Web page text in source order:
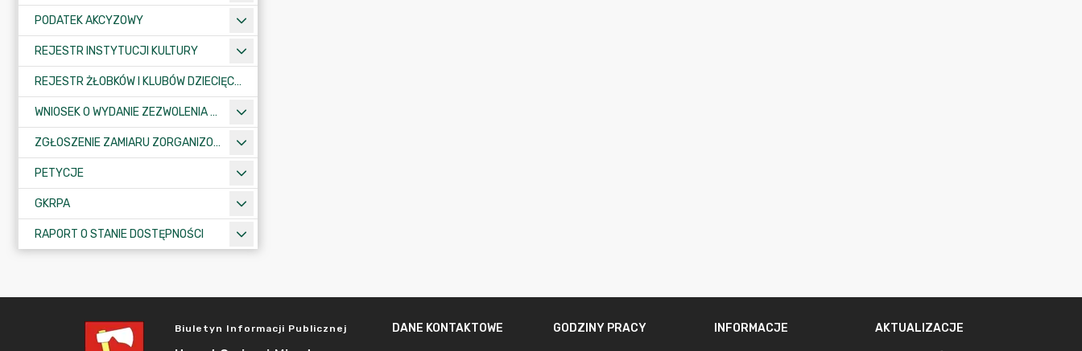
PODATEK AKCYZOWY
REJESTR INSTYTUCJI KULTURY
REJESTR ŻŁOBKÓW I KLUBÓW DZIECIĘCYCH
WNIOSEK O WYDANIE ZEZWOLENIA NA ZAJĘCIE PASA DROGOWEGO
ZGŁOSZENIE ZAMIARU ZORGANIZOWANIA ZGROMADZENIA
PETYCJE
GKRPA
RAPORT O STANIE DOSTĘPNOŚCI
Biuletyn Informacji Publicznej DANE KONTAKTOWE GODZINY PRACY INFORMACJE AKTUALIZACJE